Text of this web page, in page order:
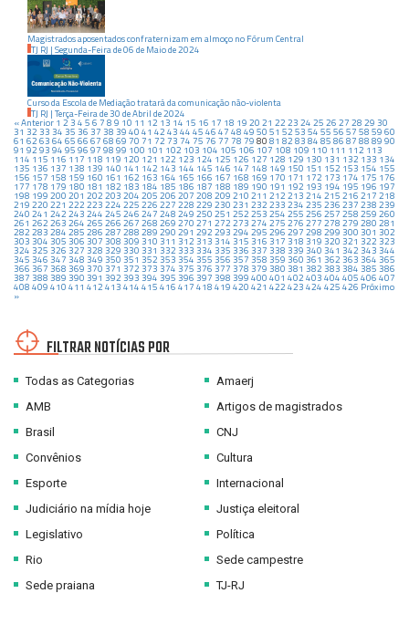
Magistrados aposentados confraternizam em almoço no Fórum Central
TJ RJ | Segunda-Feirade06 de Maiode2024
Curso da Escola de Mediação tratará da comunicação não-violenta
TJ RJ | Terça-Feirade30 deAbril de2024
« Anterior 1 23 4 5 6 7 8 9 10 11 12 13 14 15 16 17 18 19 20 21 22 23 24 25 26 27 28 29 30
31 32 33 34 35 36 37 38 39 40 41 42 43 44 45 46 47 48 49 50 51 52 53 54 55 56 57 58 59 60
61 62 63 64 65 66 67 68 69 70 71 72 73 74 75 76 77 78 79 80 81 82 83 84 85 86 87 88 89 90
91 92 93 94 95 96 97 98 99 100 101 102 103 104 105 106 107 108 109 110 111 112 113
114 115 116 117 118 119 120 121 122 123 124 125 126 127 128 129 130 131 132 133 134
135 136 137 138 139 140 141 142 143 144 145 146 147 148 149 150 151 152 153 154 155
156 157 158 159 160 161 162 163 164 165 166 167 168 169 170 171 172 173 174 175 176
177 178 179 180 181 182 183 184 185 186 187 188 189 190 191 192 193 194 195 196 197
198 199 200 201 202 203 204 205 206 207 208 209 210 211 212 213 214 215 216 217 218
219 220 221 222 223 224 225 226 227 228 229 230 231 232 233 234 235 236 237 238 239
240 241 242 243 244 245 246 247 248 249 250 251 252 253 254 255 256 257 258 259 260
261 262 263 264 265 266 267 268 269 270 271 272 273 274 275 276 277 278 279 280 281
282 283 284 285 286 287 288 289 290 291 292 293 294 295 296 297 298 299 300 301 302
303 304 305 306 307 308 309 310 311 312 313 314 315 316 317 318 319 320 321 322 323
324 325 326 327 328 329 330 331 332 333 334 335 336 337 338 339 340 341 342 343 344
345 346 347 348 349 350 351 352 353 354 355 356 357 358 359 360 361 362 363 364 365
366 367 368 369 370 371 372 373 374 375 376 377 378 379 380 381 382 383 384 385 386
387 388 389 390 391 392 393 394 395 396 397 398 399 400 401 402 403 404 405 406 407
408 409 410 411 412 413 414 415 416 417 418 419 420 421 422 423 424 425 426 Próximo
»
FILTRAR NOTÍCIAS POR
Todas as Categorias
AMB
Brasil
Convênios
Esporte
Judiciário na mídia hoje
Legislativo
Rio
Sede praiana
Amaerj
Artigos de magistrados
CNJ
Cultura
Internacional
Justiça eleitoral
Política
Sede campestre
TJ-RJ